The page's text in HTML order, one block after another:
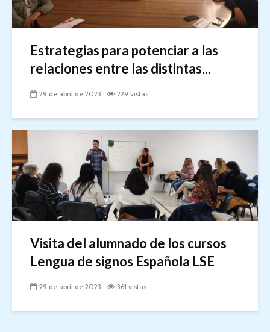
Estrategias para potenciar a las
relaciones entre las distintas...
29 de abril de 2023 229 vistas
Visita del alumnado de los cursos
Lengua de signos Española LSE
29 de abril de 2023 361 vistas